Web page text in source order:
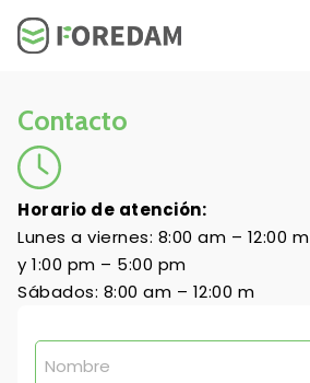
Contacto
Horario de atención:
Lunes a viernes: 8:00 am – 12:00 m
y 1:00 pm – 5:00 pm
Sábados: 8:00 am – 12:00 m
Nombre
(Obligatorio)